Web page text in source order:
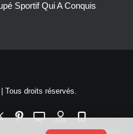
Sportif Qui A Conquis
Tous droits réservés.